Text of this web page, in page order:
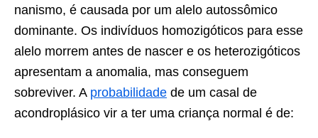
nanismo, é causada por um alelo autossômico
dominante. Os indivíduos homozigóticos para esse
alelo morrem antes de nascer e os heterozigóticos
apresentam a anomalia, mas conseguem
sobreviver. A probabilidade de um casal de
acondroplásico vir a ter uma criança normal é de: